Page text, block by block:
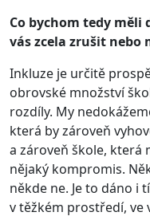
Co bychom tedy měli
vás zcela zrušit nebo
Inkluze je určitě
obrovské množství
rozdíly. My
která by zároveň
a zároveň škole, která
nějaký kompromis.
někde ne. Je to dáno i
v těžkém prostředí, ve